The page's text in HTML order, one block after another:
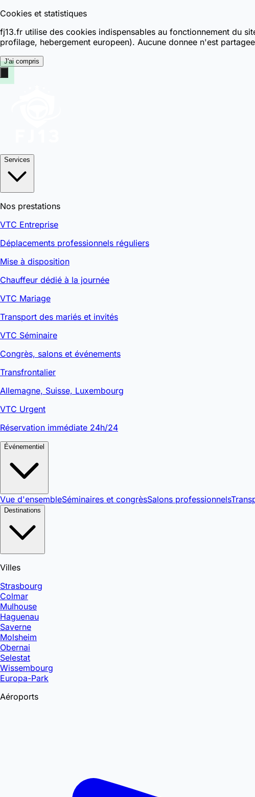
Cookies et statistiques
fj13.fr utilise des cookies indispensables au fonctionnement du
profilage, hebergement europeen). Aucune donnee n'est
J'ai compris
Services
Nos prestations
VTC Entreprise
Déplacements professionnels réguliers
Mise à disposition
Chauffeur dédié à la journée
VTC Mariage
Transport des mariés et invités
VTC Séminaire
Congrès, salons et événements
Transfrontalier
Allemagne, Suisse, Luxembourg
VTC Urgent
Réservation immédiate 24h/24
Événementiel
Vue d'ensembleSéminaires et congrèsSalons professionnels
Destinations
Villes
Strasbourg
Colmar
Mulhouse
Haguenau
Saverne
Molsheim
Obernai
Selestat
Wissembourg
Europa-Park
Aéroports